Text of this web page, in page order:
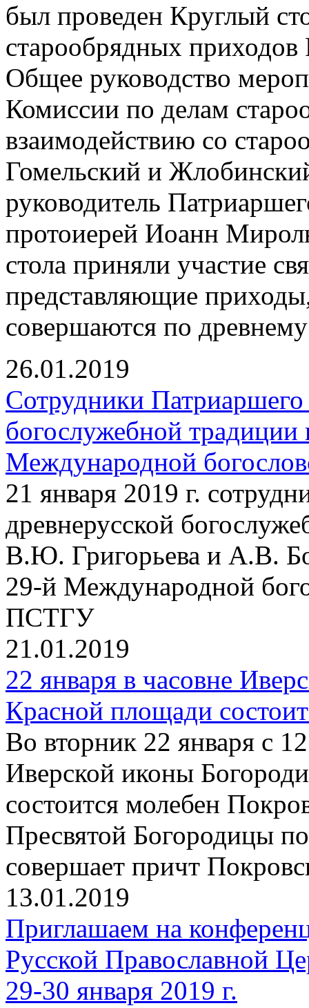
был проведен Круглый
старообрядных
Общее руководство
Комиссии по делам
взаимодействию со
Гомельский и
руководитель
протоиерей Иоанн
стола приняли участие
представляющие
совершаются по
26.01.2019
Сотрудники Патриаршего
богослужебной
Международной
21 января 2019 г.
древнерусской
В.Ю. Григорьева и А.В.
29-й Международной
ПСТГУ
21.01.2019
22 января в часовне
Красной площади
Во вторник 22 января с
Иверской иконы
состоится молебен
Пресвятой Богородицы
совершает причт
13.01.2019
Приглашаем на
Русской Православной
29-30 января 2019 г.